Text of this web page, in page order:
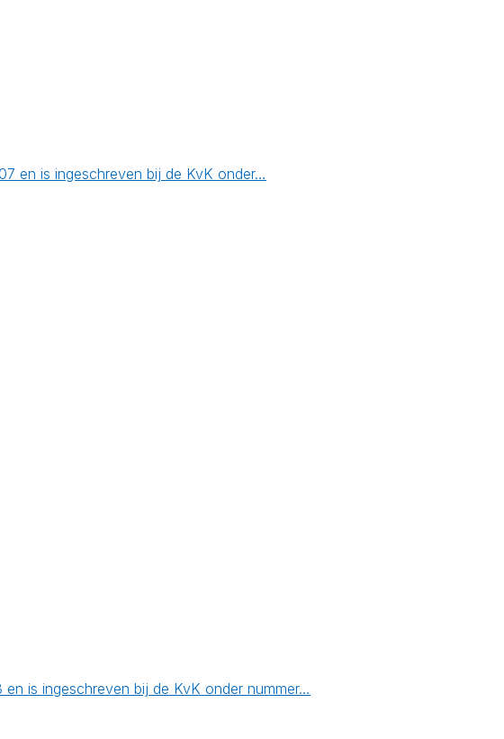
en is ingeschreven bij de KvK onder…
is ingeschreven bij de KvK onder nummer…